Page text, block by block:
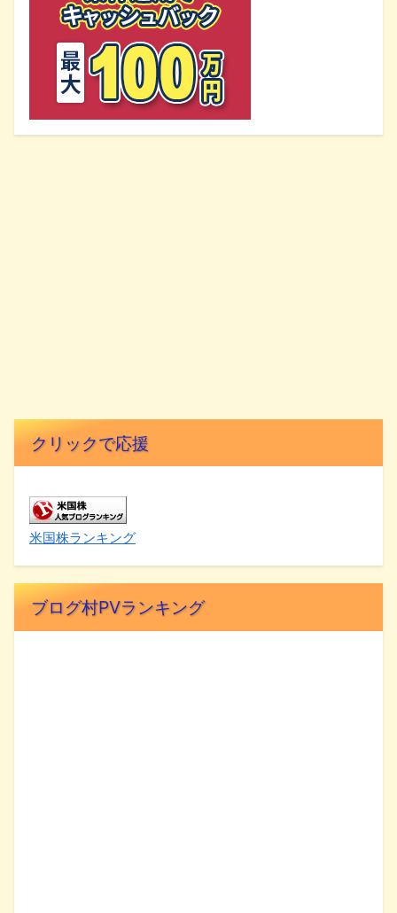
クリックで応援
米国株ランキング
ブログ村PVランキング